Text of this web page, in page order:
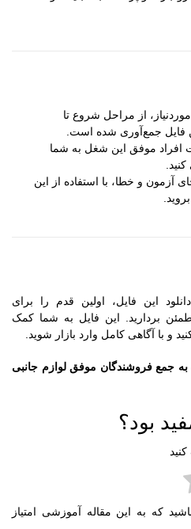
از مراحل شروع تا
فایل جمع‌آوری شده است.
افراد موفق این شغل به شما
آزمون و خطا، با استفاده از این
این فایل، اولین قدم را برای
بردارید. این فایل به شما کمک
و با آگاهی کامل وارد بازار شوید.
به جمع فروشندگان موفق لوازم جانبی
بود؟
که به این مقاله آموزشی امتیاز